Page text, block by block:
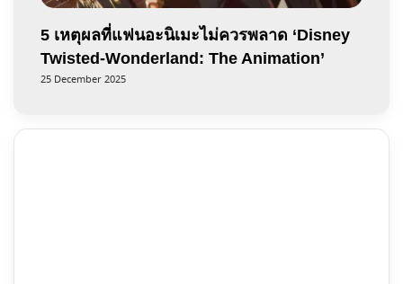
5 เหตุผลที่แฟนอะนิเมะไม่ควรพลาด ‘Disney
Twisted-Wonderland: The Animation’
25 December 2025